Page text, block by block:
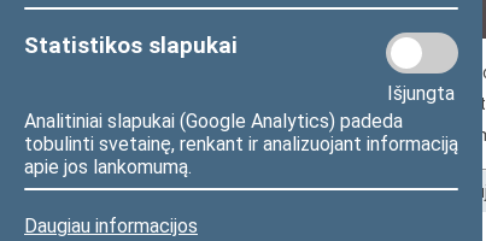
Statistikos slapukai
Išjungta
Analitiniai slapukai (Google Analytics) padeda
tobulinti svetainę, renkant ir analizuojant informaciją
apie jos lankomumą.
Daugiau informacijos
Piliečių
Seimo
Kelias į Lietuvos nepriklausomybės
Pradžia>Visuomenei ir žiniasklaidai>